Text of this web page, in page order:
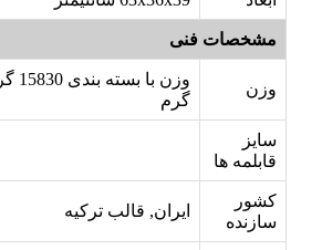
مشخصات فنی
وزن
گرم
سایز
قابلمه ها
کشور
سازنده
ایران, قالب ترکیه